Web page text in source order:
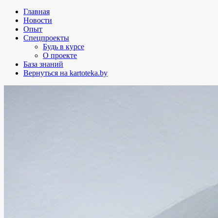
Главная
Новости
Опыт
Спецпроекты
Будь в курсе
О проекте
База знаний
Вернуться на kartoteka.by